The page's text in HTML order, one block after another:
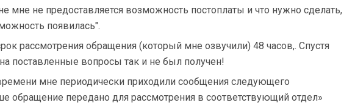
мне не предоставляется возможность постоплаты и что нужно сделать,
появилась".
рассмотрения обращения (который мне озвучили) 48 часов,. Спустя
поставленные вопросы так и не был получен!
мне периодически приходили сообщения следующего
обращение передано для рассмотрения в соответствующий отдел»